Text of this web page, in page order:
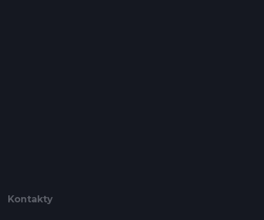
Kontakty